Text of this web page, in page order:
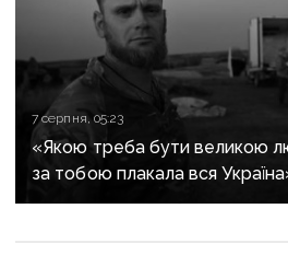
7 серпня, 05:23
«Якою треба бути великою
за тобою плакала вся
прощаються із засновником